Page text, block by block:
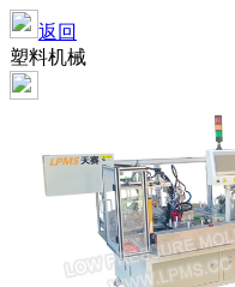
返回
塑料机械